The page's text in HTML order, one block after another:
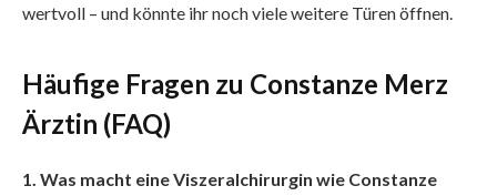
wertvoll – und könnte ihr noch viele weitere Türen öffnen.
Häufige Fragen zu Constanze Merz
Ärztin (FAQ)
1. Was macht eine Viszeralchirurgin wie Constanze